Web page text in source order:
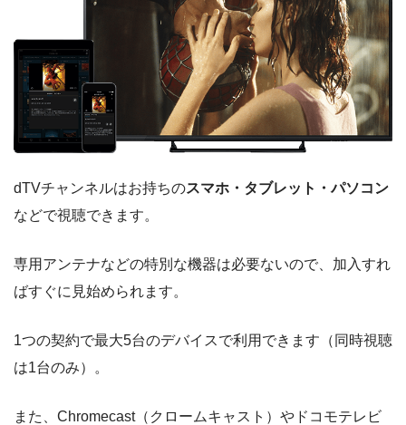
dTVチャンネルはお持ちのスマホ・タブレット・パソコン
などで視聴できます。
専用アンテナなどの特別な機器は必要ないので、加入すれ
ばすぐに見始められます。
1つの契約で最大5台のデバイスで利用できます（同時視聴
は1台のみ）。
また、Chromecast（クロームキャスト）やドコモテレビ